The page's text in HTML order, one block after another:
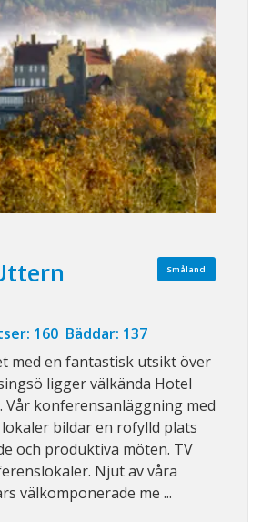
Småland
160 Bäddar: 137
med en fantastisk utsikt över
ligger välkända Hotel
Vår konferensanläggning med
bildar en rofylld plats
och produktiva möten. TV
Njut av våra
välkomponerade me ...